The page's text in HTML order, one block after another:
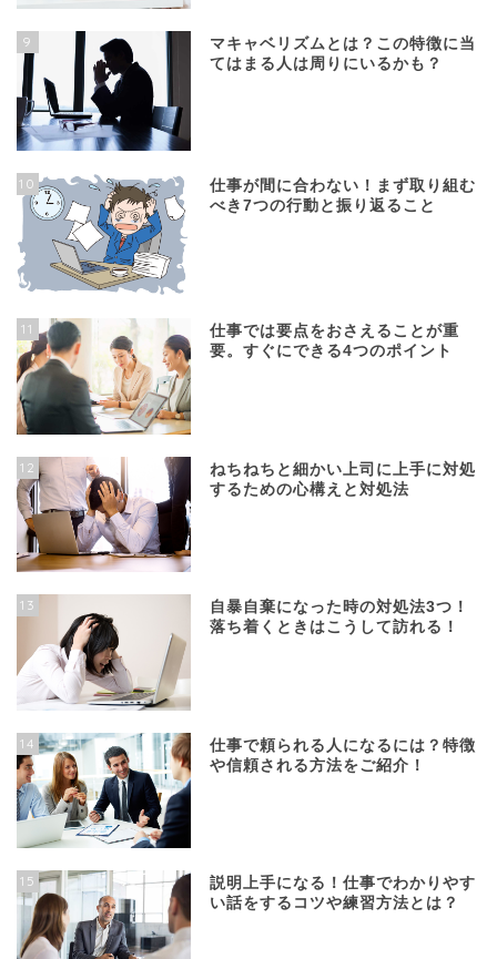
9
マキャベリズムとは？この特徴に当
てはまる人は周りにいるかも？
10
仕事が間に合わない！まず取り組む
べき7つの行動と振り返ること
11
仕事では要点をおさえることが重
要。すぐにできる4つのポイント
12
ねちねちと細かい上司に上手に対処
するための心構えと対処法
13
自暴自棄になった時の対処法3つ！
落ち着くときはこうして訪れる！
14
仕事で頼られる人になるには？特徴
や信頼される方法をご紹介！
15
説明上手になる！仕事でわかりやす
い話をするコツや練習方法とは？